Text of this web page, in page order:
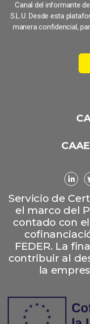
Canal del informante de
S.L.U. Desde esta
manera confidencial,
Servicio de
el marco del
contado con
FEDER. La
contribuir al
la